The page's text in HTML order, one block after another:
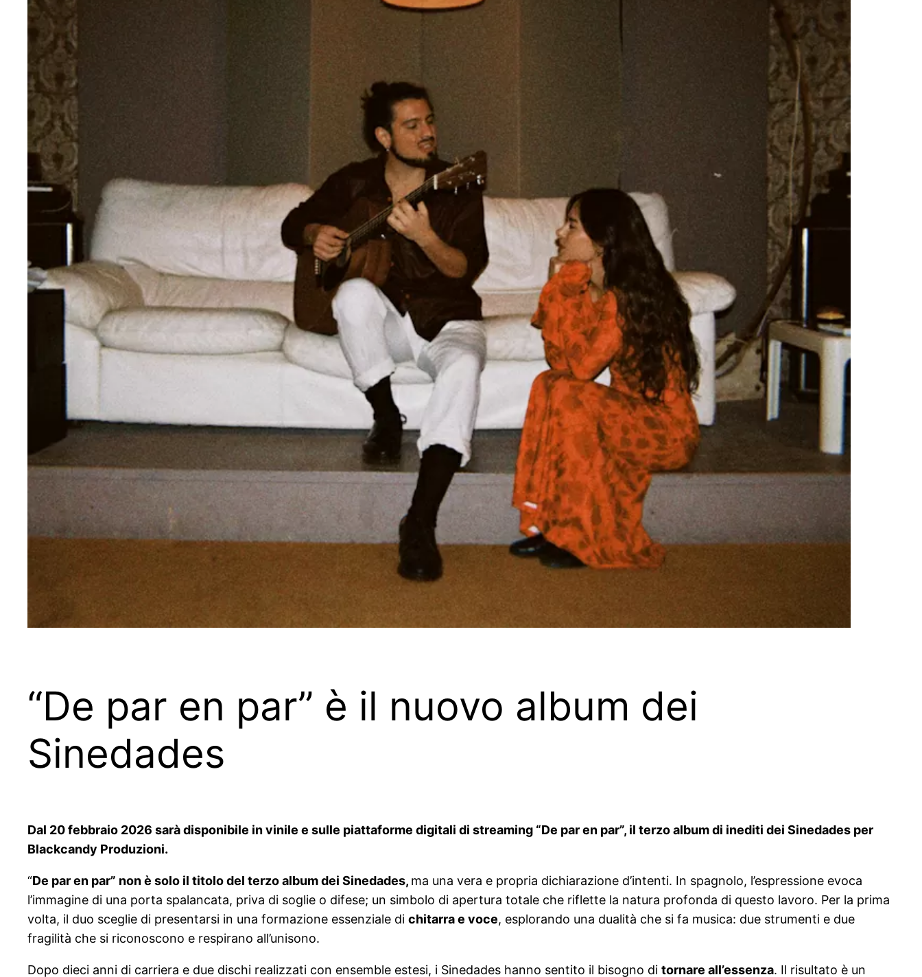
“De par en par” è il nuovo album dei
Sinedades
Dal 20 febbraio 2026 sarà disponibile in vinile e sulle piattaforme digitali di streaming “De par en par”, il terzo album di inediti dei Sinedades per
Blackcandy Produzioni.
“De par en par” non è solo il titolo del terzo album dei Sinedades, ma una vera e propria dichiarazione d’intenti. In spagnolo, l’espressione evoca
l’immagine di una porta spalancata, priva di soglie o difese; un simbolo di apertura totale che riflette la natura profonda di questo lavoro. Per la prima
volta, il duo sceglie di presentarsi in una formazione essenziale di chitarra e voce, esplorando una dualità che si fa musica: due strumenti e due
fragilità che si riconoscono e respirano all’unisono.
Dopo dieci anni di carriera e due dischi realizzati con ensemble estesi, i Sinedades hanno sentito il bisogno di tornare all’essenza. Il risultato è un